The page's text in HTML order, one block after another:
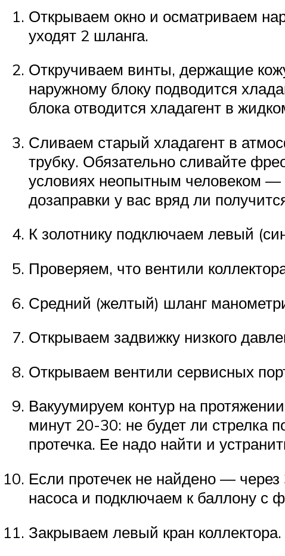
Открываем окно и осматриваем
уходят 2 шланга.
Откручиваем винты, держащие
наружному блоку подводится
блока отводится хладагент в
Сливаем старый хладагент в
трубку. Обязательно сливайте
условиях неопытным человеком —
дозаправки у вас вряд ли
К золотнику подключаем левый
Проверяем, что вентили
Средний (желтый) шланг
Открываем задвижку низкого
Открываем вентили сервисных
Вакуумируем контур на
минут 20-30: не будет ли стрелка
протечка. Ее надо найти и
Если протечек не найдено —
насоса и подключаем к баллону с
Закрываем левый кран коллектора.